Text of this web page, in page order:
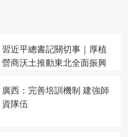
習近平總書記關切事｜厚植
營商沃土推動東北全面振興
廣西：完善培訓機制 建強師
資隊伍